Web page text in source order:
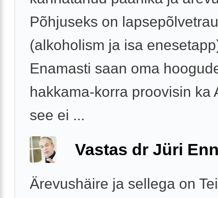
Põhjuseks on
(alkoholism ja isa
Enamasti saan oma
hakkama-korra proovisin ka
see ei ...
Vastas dr Jüri
Ärevushäire ja sellega on